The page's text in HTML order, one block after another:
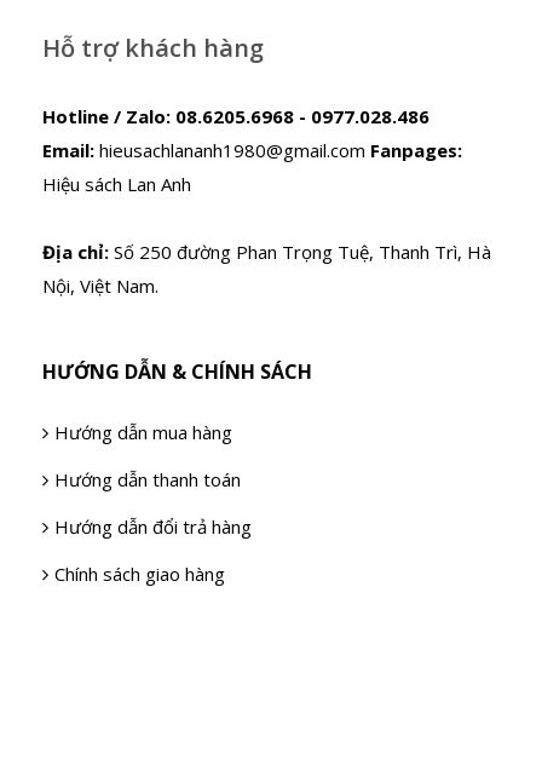
Hỗ trợ khách hàng
Hotline / Zalo: 08.6205.6968 - 0977.028.486
Email: hieusachlananh1980@gmail.com Fanpages:
Hiệu sách Lan Anh
Địa chỉ: Số 250 đường Phan Trọng Tuệ, Thanh Trì, Hà
Nội, Việt Nam.
HƯỚNG DẪN & CHÍNH SÁCH
Hướng dẫn mua hàng
Hướng dẫn thanh toán
Hướng dẫn đổi trả hàng
Chính sách giao hàng